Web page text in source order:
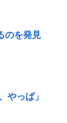
のを発見
やっぱ」